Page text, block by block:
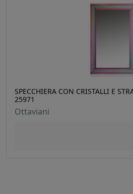
SPECCHIERA CON CRISTALLI E
25971
Ottaviani